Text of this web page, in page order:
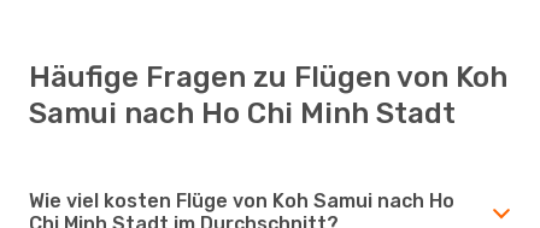
Häufige Fragen zu Flügen von Koh
Samui nach Ho Chi Minh Stadt
Wie viel kosten Flüge von Koh Samui nach Ho